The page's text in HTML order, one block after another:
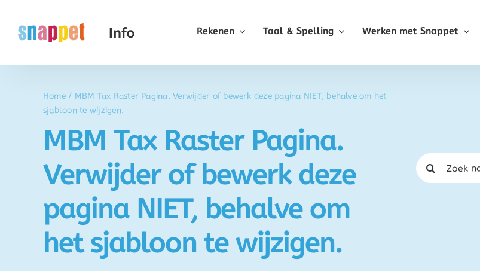
naar
inhoud
Rekenen Taal & Spelling Werken met Snappet
Home/ MBM Tax Raster Pagina. Verwijder of bewerk deze pagina NIET, behalve om het
sjabloon te wijzigen.
MBM Tax Raster Pagina.
Verwijder of bewerk deze
pagina NIET, behalve om
het sjabloon te wijzigen.
Zoeken
naar: